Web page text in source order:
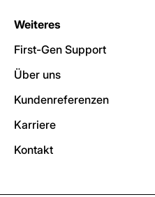
Weiteres
First-Gen Support
Über uns
Kundenreferenzen
Karriere
Kontakt